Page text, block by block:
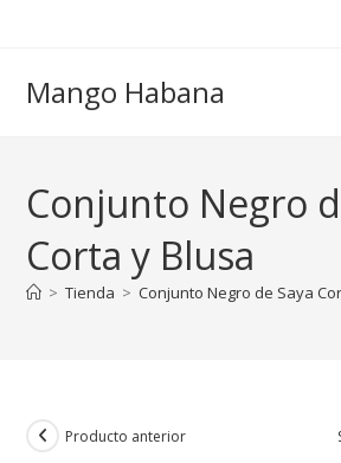
Mango Habana
Conjunto Negro
Corta y Blusa
> Tienda > Conjunto Negro de Saya
Producto anterior